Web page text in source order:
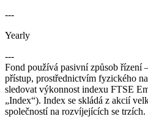
---
Yearly
---
Fond používá pasivní způsob řízení
přístup, prostřednictvím fyzického
sledovat výkonnost indexu FTSE
„Index“). Index se skládá z akcií
společností na rozvíjejících se trzích.